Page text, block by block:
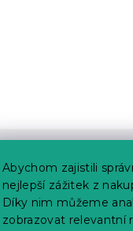
Abychom zajistili
nejlepší zážitek z
Díky nim můžeme
zobrazovat relevantní